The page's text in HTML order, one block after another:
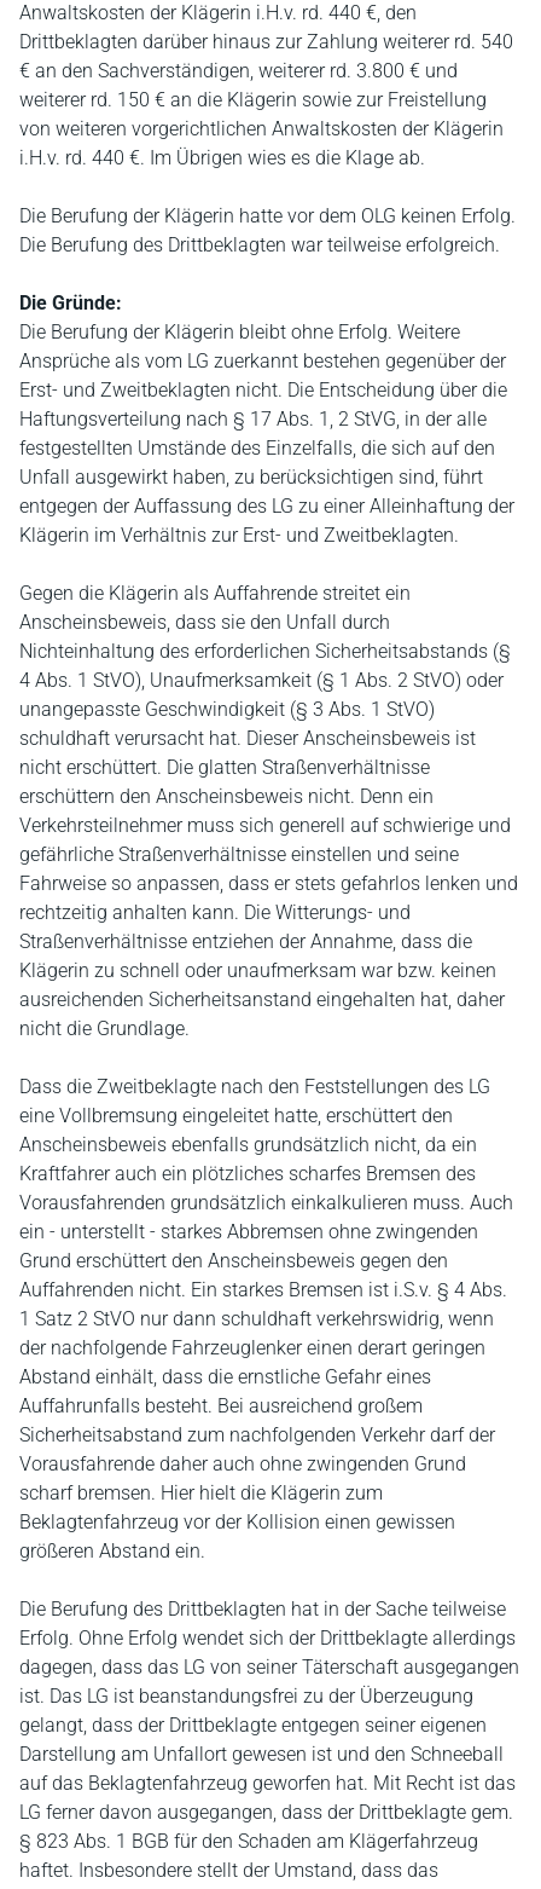
Anwaltskosten der Klägerin i.H.v. rd. 440 €, den
Drittbeklagten darüber hinaus zur Zahlung weiterer rd. 540
€ an den Sachverständigen, weiterer rd. 3.800 € und
weiterer rd. 150 € an die Klägerin sowie zur Freistellung
von weiteren vorgerichtlichen Anwaltskosten der Klägerin
i.H.v. rd. 440 €. Im Übrigen wies es die Klage ab.
Die Berufung der Klägerin hatte vor dem OLG keinen Erfolg.
Die Berufung des Drittbeklagten war teilweise erfolgreich.
Die Gründe:
Die Berufung der Klägerin bleibt ohne Erfolg. Weitere
Ansprüche als vom LG zuerkannt bestehen gegenüber der
Erst- und Zweitbeklagten nicht. Die Entscheidung über die
Haftungsverteilung nach § 17 Abs. 1, 2 StVG, in der alle
festgestellten Umstände des Einzelfalls, die sich auf den
Unfall ausgewirkt haben, zu berücksichtigen sind, führt
entgegen der Auffassung des LG zu einer Alleinhaftung der
Klägerin im Verhältnis zur Erst- und Zweitbeklagten.
Gegen die Klägerin als Auffahrende streitet ein
Anscheinsbeweis, dass sie den Unfall durch
Nichteinhaltung des erforderlichen Sicherheitsabstands (§
4 Abs. 1 StVO), Unaufmerksamkeit (§ 1 Abs. 2 StVO) oder
unangepasste Geschwindigkeit (§ 3 Abs. 1 StVO)
schuldhaft verursacht hat. Dieser Anscheinsbeweis ist
nicht erschüttert. Die glatten Straßenverhältnisse
erschüttern den Anscheinsbeweis nicht. Denn ein
Verkehrsteilnehmer muss sich generell auf schwierige und
gefährliche Straßenverhältnisse einstellen und seine
Fahrweise so anpassen, dass er stets gefahrlos lenken und
rechtzeitig anhalten kann. Die Witterungs- und
Straßenverhältnisse entziehen der Annahme, dass die
Klägerin zu schnell oder unaufmerksam war bzw. keinen
ausreichenden Sicherheitsanstand eingehalten hat, daher
nicht die Grundlage.
Dass die Zweitbeklagte nach den Feststellungen des LG
eine Vollbremsung eingeleitet hatte, erschüttert den
Anscheinsbeweis ebenfalls grundsätzlich nicht, da ein
Kraftfahrer auch ein plötzliches scharfes Bremsen des
Vorausfahrenden grundsätzlich einkalkulieren muss. Auch
ein - unterstellt - starkes Abbremsen ohne zwingenden
Grund erschüttert den Anscheinsbeweis gegen den
Auffahrenden nicht. Ein starkes Bremsen ist i.S.v. § 4 Abs.
1 Satz 2 StVO nur dann schuldhaft verkehrswidrig, wenn
der nachfolgende Fahrzeuglenker einen derart geringen
Abstand einhält, dass die ernstliche Gefahr eines
Auffahrunfalls besteht. Bei ausreichend großem
Sicherheitsabstand zum nachfolgenden Verkehr darf der
Vorausfahrende daher auch ohne zwingenden Grund
scharf bremsen. Hier hielt die Klägerin zum
Beklagtenfahrzeug vor der Kollision einen gewissen
größeren Abstand ein.
Die Berufung des Drittbeklagten hat in der Sache teilweise
Erfolg. Ohne Erfolg wendet sich der Drittbeklagte allerdings
dagegen, dass das LG von seiner Täterschaft ausgegangen
ist. Das LG ist beanstandungsfrei zu der Überzeugung
gelangt, dass der Drittbeklagte entgegen seiner eigenen
Darstellung am Unfallort gewesen ist und den Schneeball
auf das Beklagtenfahrzeug geworfen hat. Mit Recht ist das
LG ferner davon ausgegangen, dass der Drittbeklagte gem.
§ 823 Abs. 1 BGB für den Schaden am Klägerfahrzeug
haftet. Insbesondere stellt der Umstand, dass das